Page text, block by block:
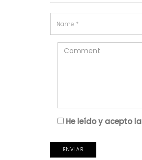
He leído y acepto la